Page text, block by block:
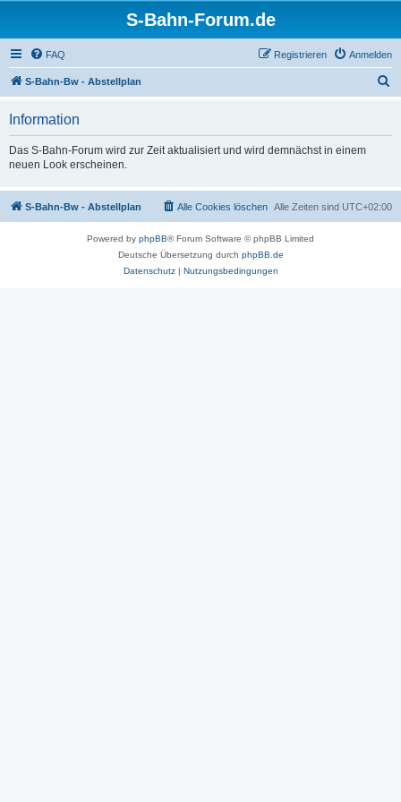
S-Bahn-Forum.de
FAQ Anmelden
Registrieren
S-Bahn-Bw - Abstellplan
Information
Das S-Bahn-Forum wird zur Zeit aktualisiert und wird demnächst in einem
neuen Look erscheinen.
S-Bahn-Bw - Abstellplan Alle Zeiten sind UTC+02:00
Alle Cookies löschen
Powered by phpBB® Forum Software © phpBB Limited
Deutsche Übersetzung durch phpBB.de
Datenschutz| Nutzungsbedingungen